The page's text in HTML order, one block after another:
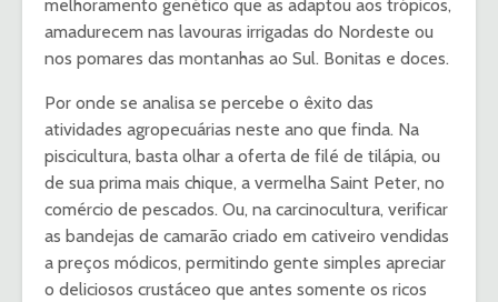
melhoramento genético que as adaptou aos trópicos,
amadurecem nas lavouras irrigadas do Nordeste ou
nos pomares das montanhas ao Sul. Bonitas e doces.
Por onde se analisa se percebe o êxito das
atividades agropecuárias neste ano que finda. Na
piscicultura, basta olhar a oferta de filé de tilápia, ou
de sua prima mais chique, a vermelha Saint Peter, no
comércio de pescados. Ou, na carcinocultura, verificar
as bandejas de camarão criado em cativeiro vendidas
a preços módicos, permitindo gente simples apreciar
o deliciosos crustáceo que antes somente os ricos